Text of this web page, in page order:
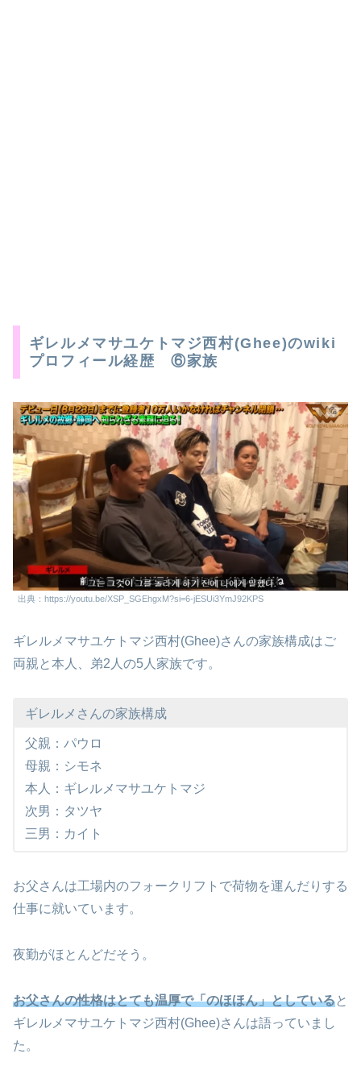
ギレルメマサユケトマジ西村(Ghee)のwiki
プロフィール経歴 ⑥家族
出典：https://youtu.be/XSP_SGEhgxM?si=6-jESUi3YmJ92KPS
ギレルメマサユケトマジ西村(Ghee)さんの家族構成はご
両親と本人、弟2人の5人家族です。
ギレルメさんの家族構成
父親：パウロ
母親：シモネ
本人：ギレルメマサユケトマジ
次男：タツヤ
三男：カイト
お父さんは工場内のフォークリフトで荷物を運んだりする
仕事に就いています。
夜勤がほとんどだそう。
お父さんの性格はとても温厚で「のほほん」としていると
ギレルメマサユケトマジ西村(Ghee)さんは語っていまし
た。